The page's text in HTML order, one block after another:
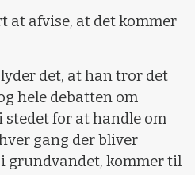
at afvise, at det kommer
det, at han tror det
hele debatten om
for at handle om
gang der bliver
grundvandet, kommer til